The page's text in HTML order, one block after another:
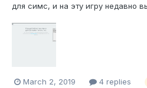
для симс, и на эту игру недавно
совершенно пустой, игр на нем
соответственно не
March 2, 2019 4 replies